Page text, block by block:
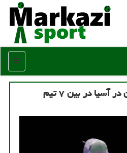
منو
ادامه ناکامی شمشیربازان در آسیا در بین ۷ تیم